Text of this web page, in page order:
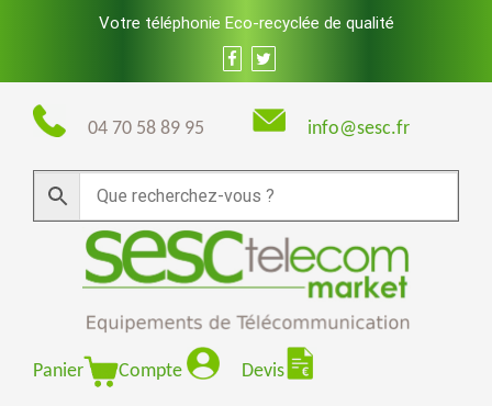
Votre téléphonie Eco-recyclée de qualité
04 70 58 89 95 info@sesc.fr
Panier Compte Devis